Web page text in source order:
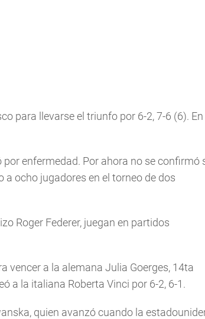
para llevarse el triunfo por 6-2, 7-6 (6). En
enfermedad. Por ahora no se confirmó
ocho jugadores en el torneo de dos
Roger Federer, juegan en partidos
vencer a la alemana Julia Goerges, 14ta
a la italiana Roberta Vinci por 6-2, 6-1.
quien avanzó cuando la